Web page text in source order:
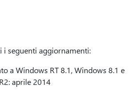
i seguenti aggiornamenti:
a Windows RT 8.1, Windows 8.1 e
aprile 2014